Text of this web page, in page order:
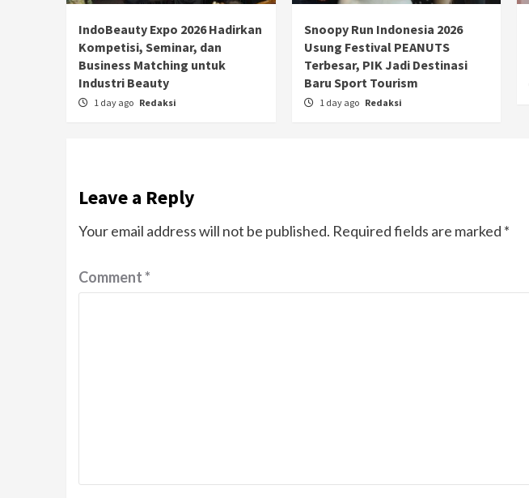
IndoBeauty Expo 2026 Hadirkan
Kompetisi, Seminar, dan
Business Matching untuk
Industri Beauty
1 day ago Redaksi
Snoopy Run Indonesia 2026
Usung Festival PEANUTS
Terbesar, PIK Jadi Destinasi
Baru Sport Tourism
1 day ago Redaksi
Leave a Reply
Your email address will not be published. Required fields are marked *
Comment*